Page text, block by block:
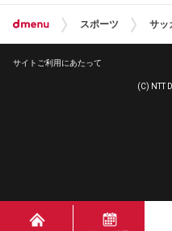
スポーツ サッ
サイトご利用にあたって
(C) NTT